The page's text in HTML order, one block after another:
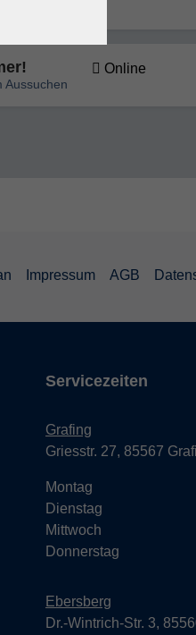
Aussuchen
Online
Impressum AGB
Servicezeiten
Grafing
Griesstr. 27, 85567
Montag
Dienstag
Mittwoch
Donnerstag
Ebersberg
Dr.-Wintrich-Str. 3,